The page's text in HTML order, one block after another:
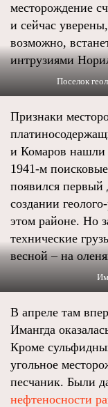
месторождение
и сейчас
возможно,
интрузиями
Поселок
Признаки
и Комаров нашли
1941-м
появился
создании
этом районе. Но
технические
весной – на
В апреле там
Имангда
Кроме
угольное
песчаник. Были
нефтеносности